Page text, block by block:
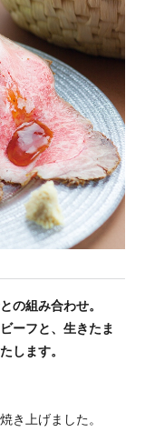
の組み合わせ。
ーフと、生きたま
します。
き上げました。